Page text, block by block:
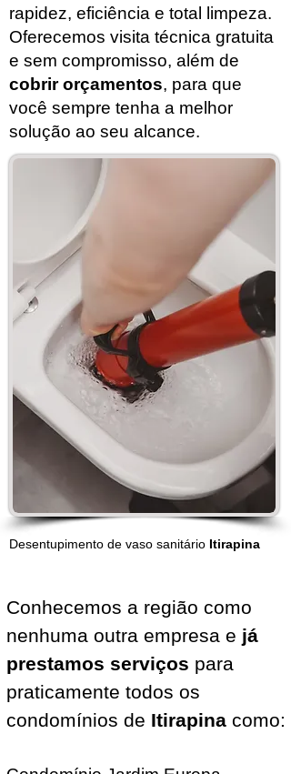
rapidez, eficiência e total limpeza.
Oferecemos visita técnica gratuita
e sem compromisso, além de
cobrir orçamentos, para que
você sempre tenha a melhor
solução ao seu alcance.
Desentupimento de vaso sanitário Itirapina
Conhecemos a região como
nenhuma outra empresa e já
prestamos serviços para
praticamente todos os
condomínios de Itirapina como: